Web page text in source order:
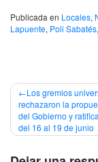
Publicada en Locales,
Lapuente, Poli Sabatés,
de
entradas
Los gremios
rechazaron la
del Gobierno y
del 16 al 19 de junio